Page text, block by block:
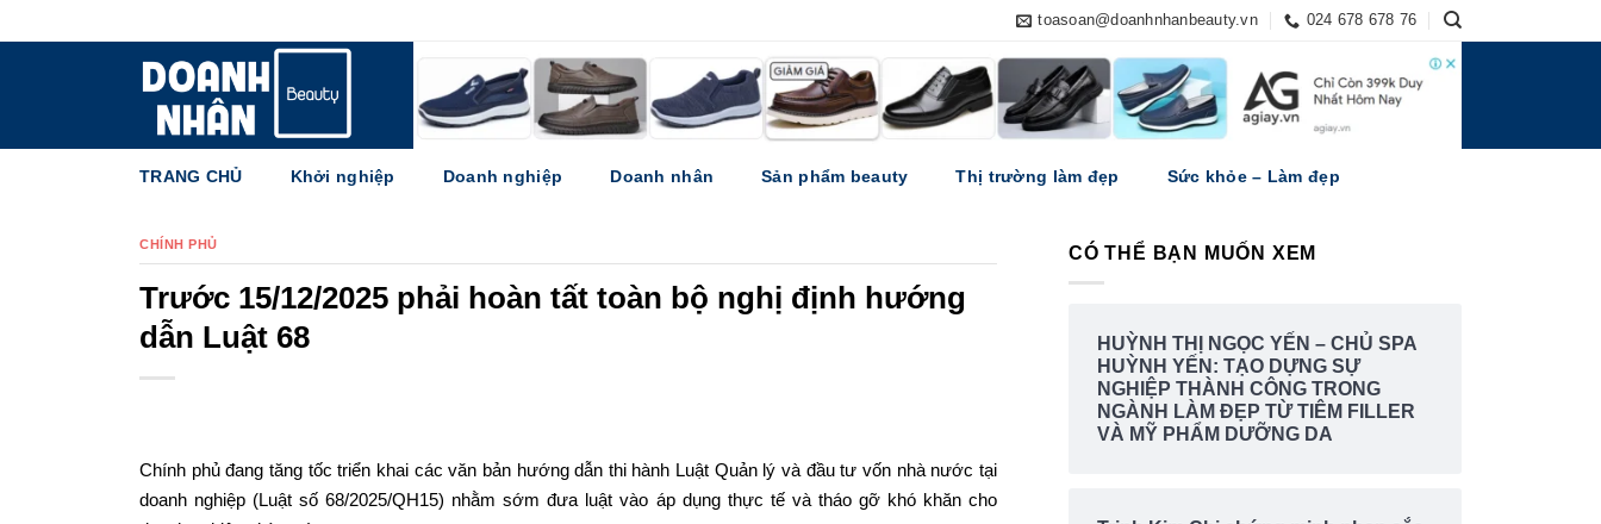
to
toasoan@doanhnhanbeauty.vn 024 678 678 76
TRANG CHỦ Khởi nghiệp Doanh nghiệp Doanh nhân Sản phẩm beauty Thị trường làm đẹp Sức khỏe – Làm đẹp
CHÍNH PHỦ
Trước 15/12/2025 phải hoàn tất toàn bộ nghị định hướng
dẫn Luật 68
Chính phủ đang tăng tốc triển khai các văn bản hướng dẫn thi hành Luật Quản lý và đầu tư vốn nhà nước tại
doanh nghiệp (Luật số 68/2025/QH15) nhằm sớm đưa luật vào áp dụng thực tế và tháo gỡ khó khăn cho
CÓ THỂ BẠN MUỐN XEM
HUỲNH THỊ NGỌC YẾN – CHỦ SPA
HUỲNH YẾN: TẠO DỰNG SỰ
NGHIỆP THÀNH CÔNG TRONG
NGÀNH LÀM ĐẸP TỪ TIÊM FILLER
VÀ MỸ PHẨM DƯỠNG DA